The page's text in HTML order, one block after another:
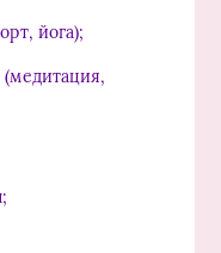
йога);
(медитация,